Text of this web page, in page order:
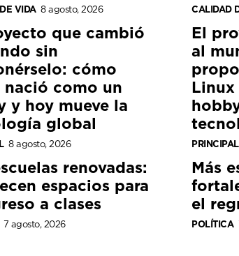
VIDA 8 agosto, 2026
que cambió
sin
cómo
nació como un
y hoy mueve la
global
8 agosto, 2026
renovadas:
espacios para
a clases
7 agosto, 2026
CALIDAD
El
al
PRINCIPAL
Más
el
POLÍTICA